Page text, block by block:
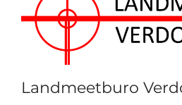
Landmeetburo